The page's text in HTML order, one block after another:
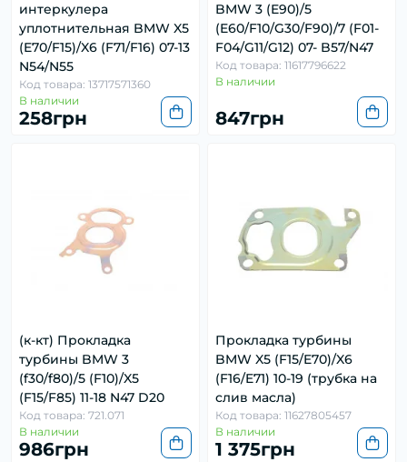
интеркулера
уплотнительная BMW X5
(E70/F15)/X6 (F71/F16) 07-13
N54/N55
Код товара: 13717571360
В наличии
258грн
BMW 3 (E90)/5
(E60/F10/G30/F90)/7 (F01-
F04/G11/G12) 07- B57/N47
Код товара: 11617796622
В наличии
847грн
(к-кт) Прокладка
турбины BMW 3
(f30/f80)/5 (F10)/X5
(F15/F85) 11-18 N47 D20
Код товара: 721.071
В наличии
986грн
Прокладка турбины
BMW X5 (F15/E70)/X6
(F16/E71) 10-19 (трубка на
слив масла)
Код товара: 11627805457
В наличии
1 375грн